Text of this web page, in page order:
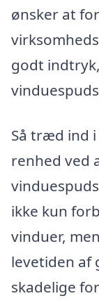
ønsker at
godt
Så træd ind
renhed ved
ikke kun
vinduer,
levetiden af
skadelige